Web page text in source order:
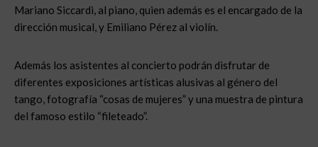
Mariano Siccardi, al piano, quien además es el encargado de la
dirección musical, y Emiliano Pérez al violín.
Además los asistentes al concierto podrán disfrutar de
diferentes exposiciones artísticas alusivas al género del
tango, fotografía “cosas de mujeres” y una muestra de pintura
del famoso estilo “fileteado”.